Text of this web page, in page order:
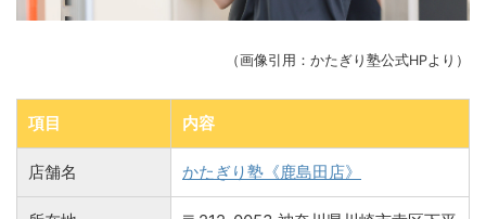
（画像引用：かたぎり塾公式HPより）
項目 内容
店舗名 かたぎり塾《鹿島田店》